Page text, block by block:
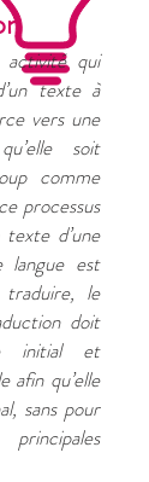
qui
texte à
vers une
soit
comme
processus
d’une
langue est
traduire, le
doit
initial et
afin qu’elle
sans pour